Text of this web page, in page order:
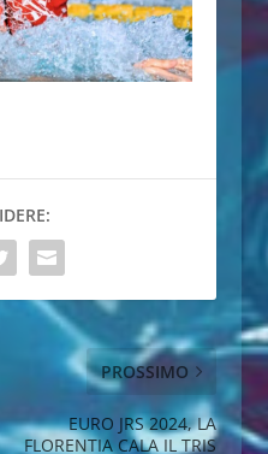
PROSSIMO
EURO JRS 2024, LA
FLORENTIA CALA IL TRIS